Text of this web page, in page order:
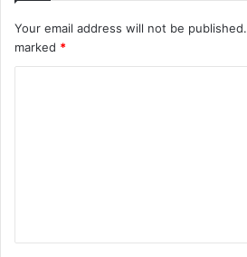
Your email address will not be published.
marked *
t